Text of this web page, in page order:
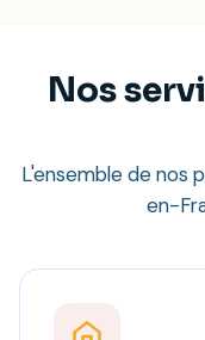
Nos
L'ensemble de nos
en-